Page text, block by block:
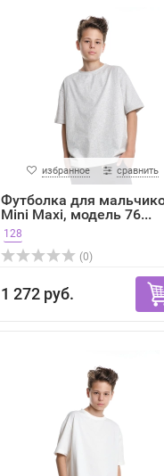
избранное сравнить
Футболка для
Mini Maxi, модель 76...
128
(0)
1 272 руб.